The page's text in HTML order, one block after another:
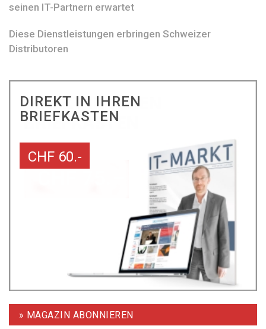
seinen IT-Partnern erwartet
Diese Dienstleistungen erbringen Schweizer
Distributoren
DIREKT IN IHREN
BRIEFKASTEN
CHF 60.-
» MAGAZIN ABONNIEREN